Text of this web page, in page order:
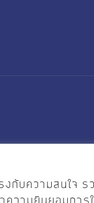
กับความสนใจ ร
ความยินยอมการ